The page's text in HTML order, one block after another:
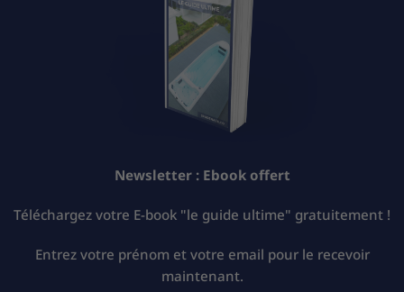
Newsletter : Ebook offert
Téléchargez votre E-book "le guide ultime" gratuitement !
Entrez votre prénom et votre email pour le recevoir
maintenant.